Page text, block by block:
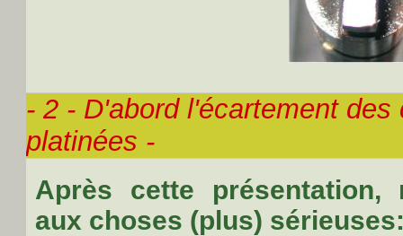
- 2 - D'abord l'écartement
platinées -
Après cette présentation,
aux choses (plus)